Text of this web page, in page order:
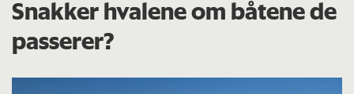
Snakker hvalene om båtene de
passerer?